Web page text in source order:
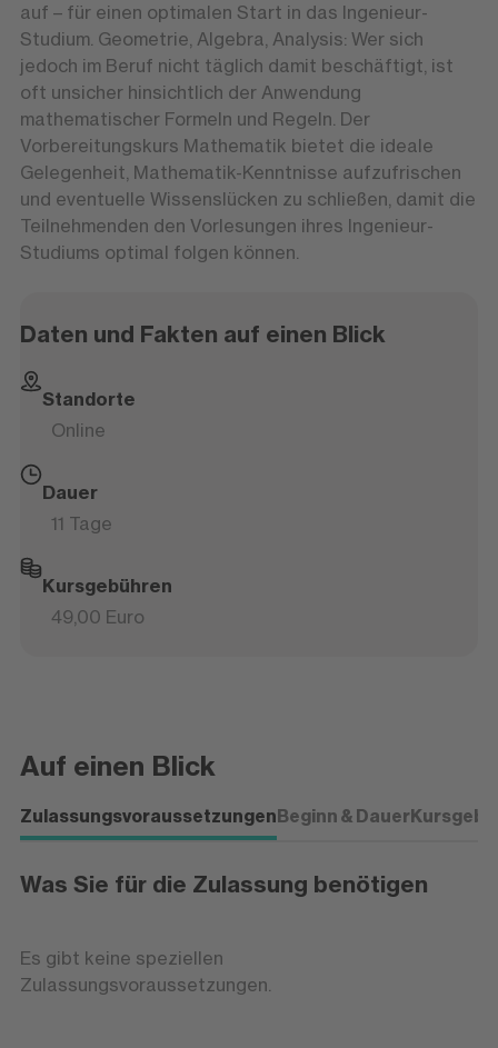
auf – für einen optimalen Start in das Ingenieur-
Studium. Geometrie, Algebra, Analysis: Wer sich
jedoch im Beruf nicht täglich damit beschäftigt, ist
oft unsicher hinsichtlich der Anwendung
mathematischer Formeln und Regeln. Der
Vorbereitungskurs Mathematik bietet die ideale
Gelegenheit, Mathematik-Kenntnisse aufzufrischen
und eventuelle Wissenslücken zu schließen, damit die
Teilnehmenden den Vorlesungen ihres Ingenieur-
Studiums optimal folgen können.
Daten und Fakten auf einen Blick
Standorte
Online
Dauer
11 Tage
Kursgebühren
49,00 Euro
Auf einen Blick
ZulassungsvoraussetzungenBeginn & Dauer
Was Sie für die Zulassung benötigen
Es gibt keine speziellen
Zulassungsvoraussetzungen.